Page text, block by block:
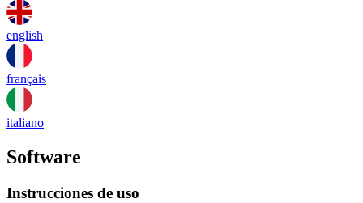
english
français
italiano
Software
Instrucciones de uso